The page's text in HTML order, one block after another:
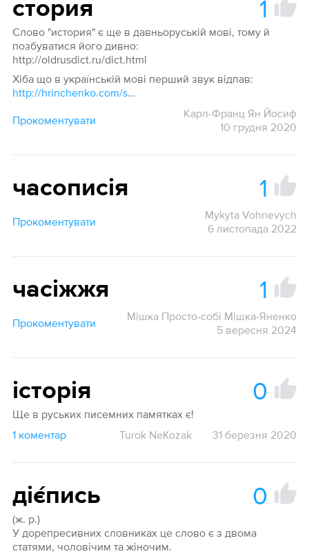
стория 1
Слово "история" є ще в давньоруській мові, тому й
позбуватися його дивно:
http://oldrusdict.ru/dict.html
Хіба що в українській мові перший звук відпав:
http://hrinchenko.com/slovar/znachenie-slova/56822-storija.html#show_point
Прокоментувати
Карл-Франц Ян Йосиф
10 грудня 2020
часописія 1
Прокоментувати
Mykyta Vohnevych
6 листопада 2022
часіжжя 1
Прокоментувати
Мішка Просто-собі Мішка-Яненко
5 вересня 2024
історія 0
Ще в руських писемних памятках є!
1 коментар
Turok NeKozak 31 березня 2020
діє́пись 0
(ж. р.)
У дорепресивних словниках це слово є з двома
статями, чоловічим та жіночим.